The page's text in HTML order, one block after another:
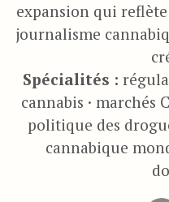
expansion qui
journalisme
Spécialités :
cannabis · marchés
politique des
cannabique